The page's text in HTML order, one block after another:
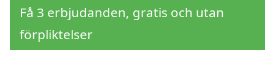
Få 3 erbjudanden, gratis och utan
förpliktelser